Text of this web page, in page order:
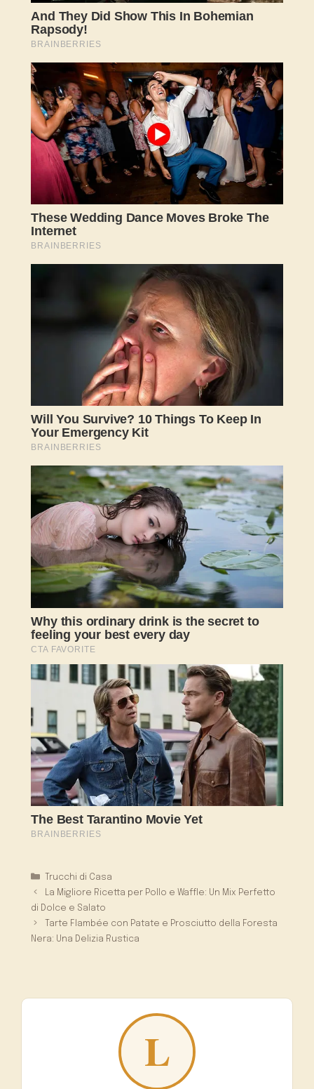
Categorie
Trucchi di Casa
La Migliore Ricetta per Pollo e Waffle: Un Mix Perfetto
di Dolce e Salato
Tarte Flambée con Patate e Prosciutto della Foresta
Nera: Una Delizia Rustica